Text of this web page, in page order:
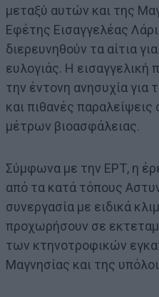
μεταξύ αυτών και της
Εφέτης Εισαγγελέας
διερευνηθούν τα αίτια
ευλογιάς. Η εισαγγελική
την έντονη ανησυχία
και πιθανές
μέτρων βιοασφάλειας.
Σύμφωνα με την ΕΡΤ, η
από τα κατά τόπους
συνεργασία με ειδικά
προχωρήσουν σε
των κτηνοτροφικών
Μαγνησίας και της